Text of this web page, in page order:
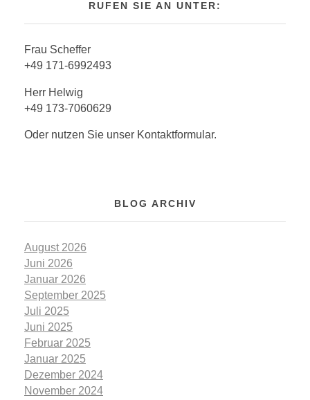
RUFEN SIE AN UNTER:
Frau Scheffer
+49 171-6992493
Herr Helwig
+49 173-7060629
Oder nutzen Sie unser Kontaktformular.
BLOG ARCHIV
August 2026
Juni 2026
Januar 2026
September 2025
Juli 2025
Juni 2025
Februar 2025
Januar 2025
Dezember 2024
November 2024